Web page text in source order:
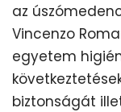
az
Vincenzo
egyetem
biztonságát